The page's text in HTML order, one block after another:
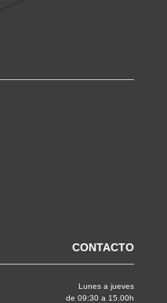
CONTACTO
Lunes a jueves
de 09:30 a 15.00h